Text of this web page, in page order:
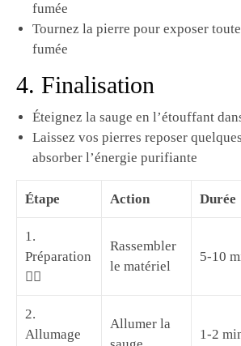
fumée
Tournez la pierre pour exposer
fumée
4. Finalisation
Éteignez la sauge en l’étouffant
Laissez vos pierres reposer
absorber l’énergie purifiante
Étape Action Durée
1.
Préparation
🧘‍♀️
Rassembler
le matériel
5-10
2.
Allumage
Allumer la
1-2